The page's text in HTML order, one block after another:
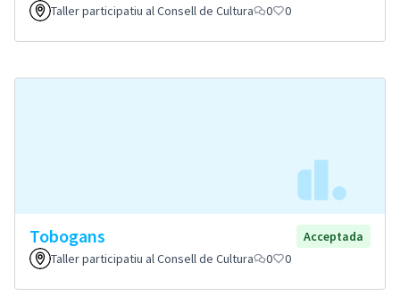
Taller participatiu al Consell de Cultura
0 0
Tobogans
Acceptada
Taller participatiu al Consell de Cultura
0 0